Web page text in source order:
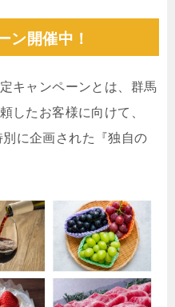
ン開催中！
キャンペーンとは、群馬
したお客様に向けて、
別に企画された『独自の